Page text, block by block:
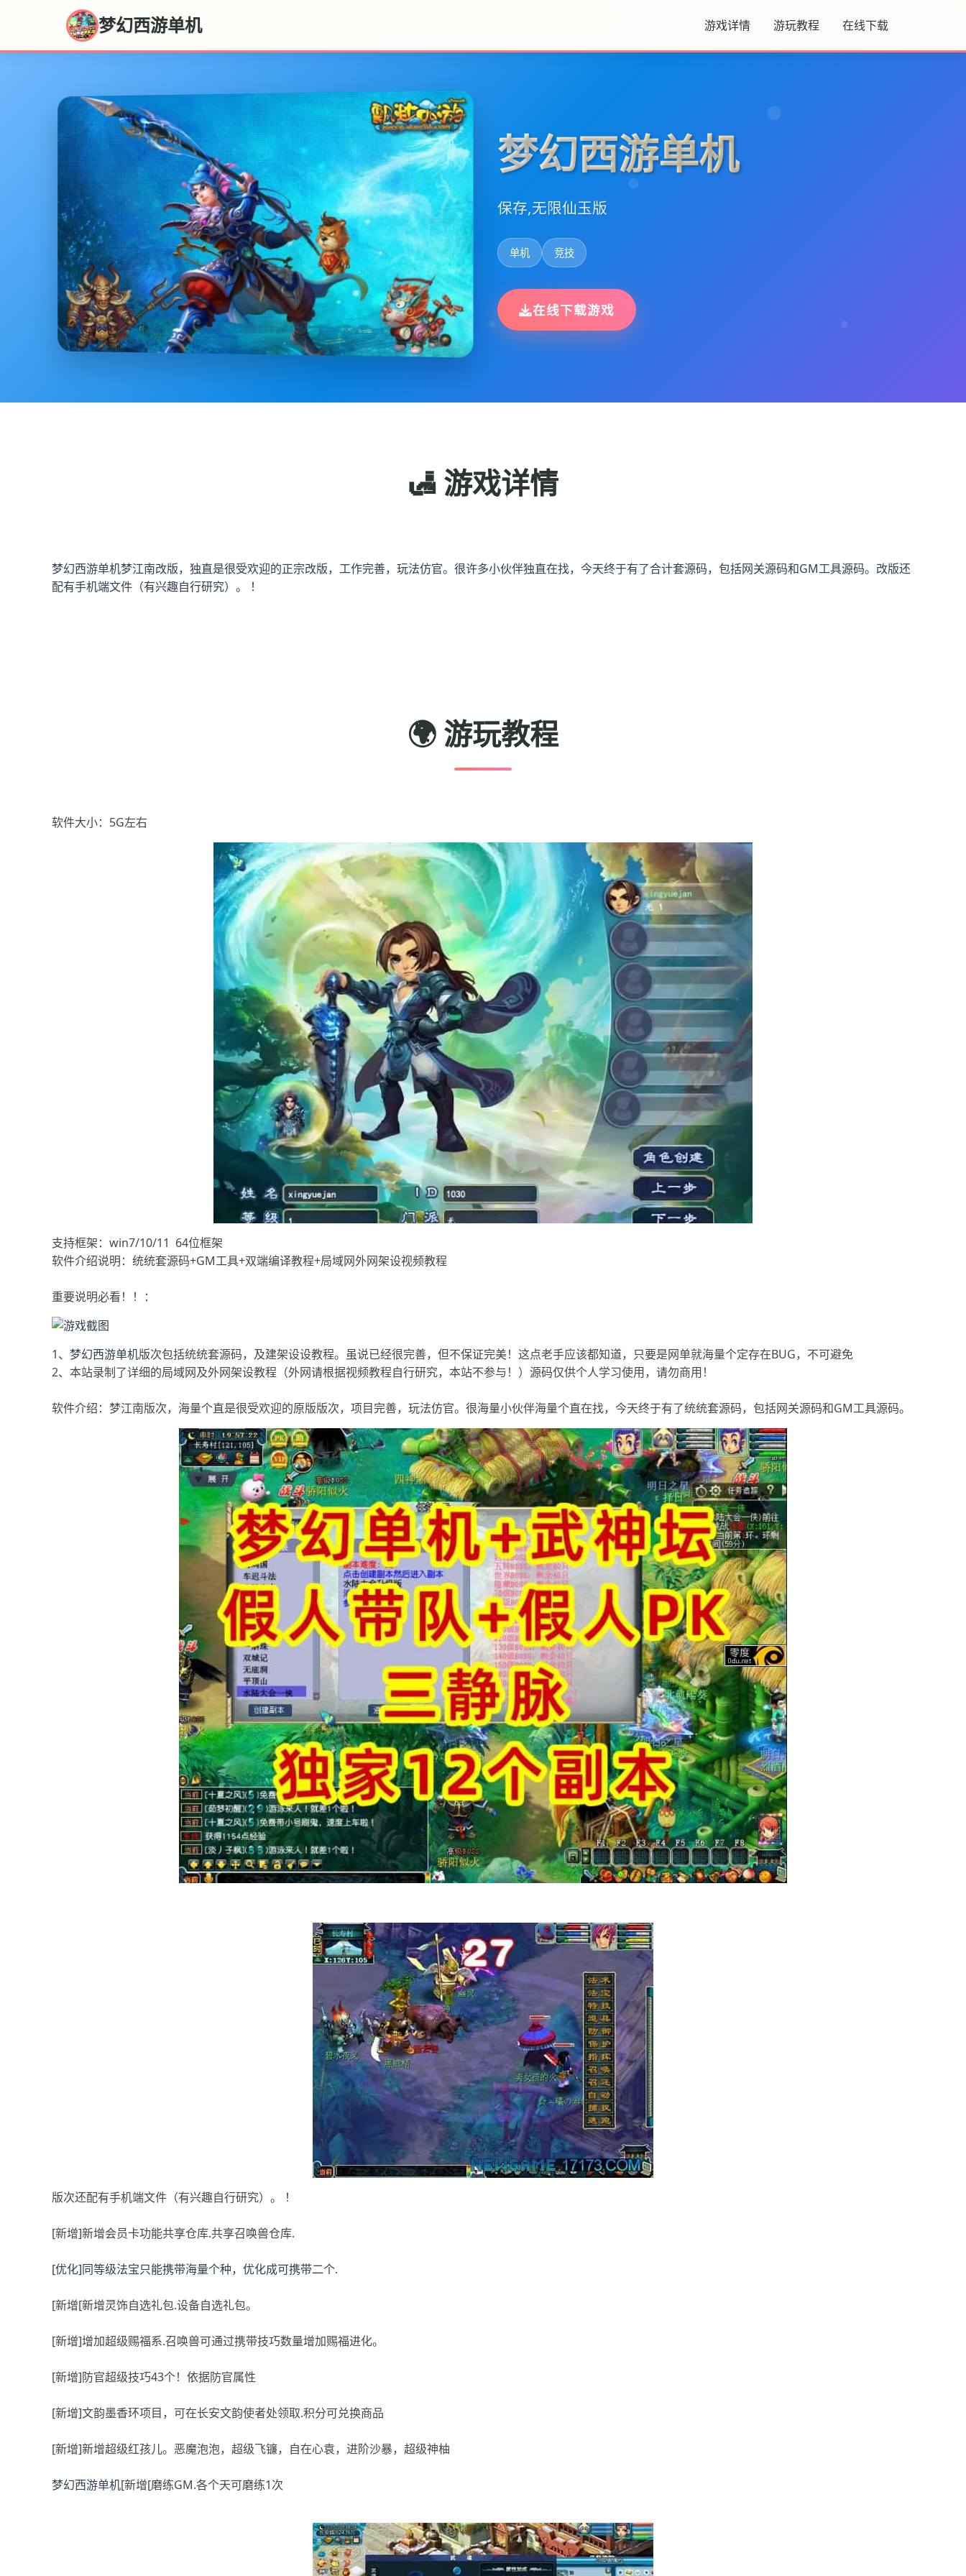
梦幻西游单机 游戏详情 游玩教程 在线下载
梦幻西游单机
保存,无限仙玉版
单机 竞技
在线下载游戏
🛃 游戏详情
梦幻西游单机梦江南改版，独直是很受欢迎的正宗改版，工作完善，玩法仿官。很许多小伙伴独直在找，今天终于有了合计套源码，包括网关源码和GM工具源码。改版还
配有手机端文件（有兴趣自行研究）。 ！
🌍 游玩教程
软件大小：5G左右
支持框架：win7/10/11 64位框架
软件介绍说明：统统套源码+GM工具+双端编译教程+局域网外网架设视频教程
重要说明必看！！：
1、 梦幻西游单机版次包括统统套源码，及建架设设教程。虽说已经很完善，但不保证完美！这点老手应该都知道，只要是网单就海量个定存在BUG，不可避免
2、本站录制了详细的局域网及外网架设教程（外网请根据视频教程自行研究，本站不参与！）源码仅供个人学习使用，请勿商用！
软件介绍：梦江南版次，海量个直是很受欢迎的原版版次，项目完善，玩法仿官。很海量小伙伴海量个直在找，今天终于有了统统套源码，包括网关源码和GM工具源码。
版次还配有手机端文件（有兴趣自行研究）。 ！
[新增]新增会员卡功能共享仓库.共享召唤兽仓库.
[优化]同等级法宝只能携带海量个种，优化成可携带二个.
[新增[新增灵饰自选礼包.设备自选礼包。
[新增]增加超级赐福系.召唤兽可通过携带技巧数量增加赐福进化。
[新增]防官超级技巧43个！依据防官属性
[新增]文韵墨香环项目，可在长安文韵使者处领取.积分可兑换商品
[新增]新增超级红孩儿。恶魔泡泡，超级飞镰，自在心袁，进阶沙暴，超级神柚
梦幻西游单机[新增[磨练GM.各个天可磨练1次